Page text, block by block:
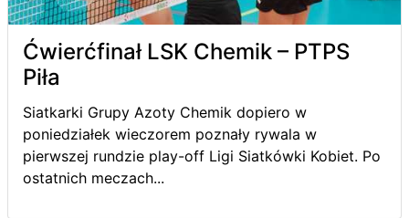
Ćwierćfinał LSK Chemik – PTPS
Piła
Siatkarki Grupy Azoty Chemik dopiero w
poniedziałek wieczorem poznały rywala w
pierwszej rundzie play-off Ligi Siatkówki Kobiet. Po
ostatnich meczach...